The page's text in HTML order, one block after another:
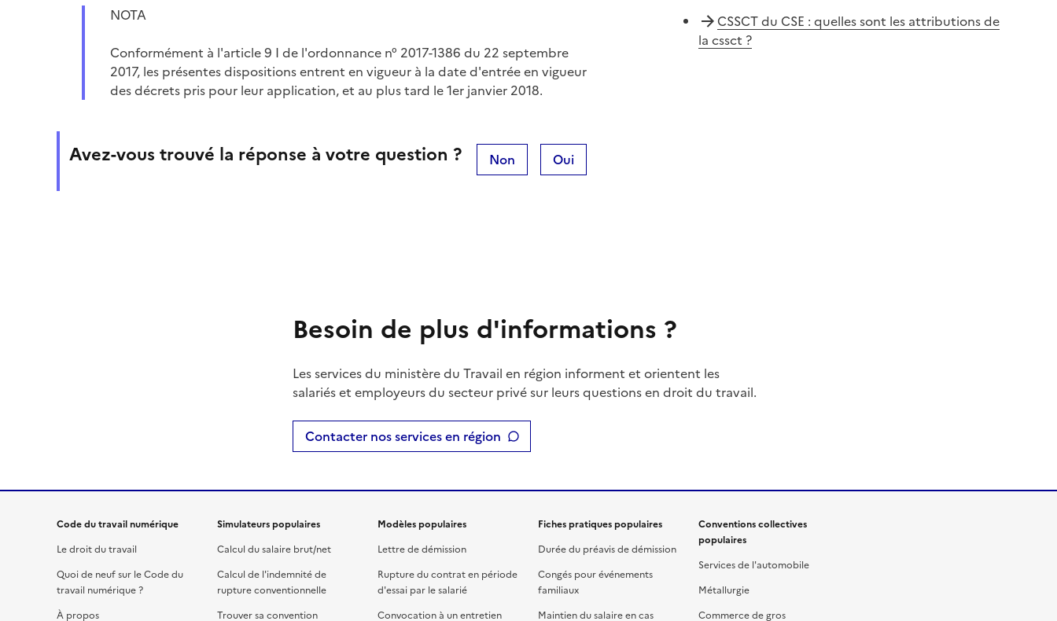
NOTA
Conformément à l'article 9 I de l'ordonnance n° 2017-1386 du 22 septembre
2017, les présentes dispositions entrent en vigueur à la date d'entrée en vigueur
des décrets pris pour leur application, et au plus tard le 1er janvier 2018.
Avez-vous trouvé la réponse à votre question ? Non Oui
CSSCT du CSE : quelles sont les attributions de
la cssct ?
Besoin de plus d'informations ?
Les services du ministère du Travail en région informent et orientent les
salariés et employeurs du secteur privé sur leurs questions en droit du travail.
Contacter nos services en région
Code du travail numérique
Le droit du travail
Quoi de neuf sur le Code du
travail numérique ?
À propos
Simulateurs populaires
Calcul du salaire brut/net
Calcul de l'indemnité de
rupture conventionnelle
Trouver sa convention
Modèles populaires
Lettre de démission
Rupture du contrat en période
d'essai par le salarié
Convocation à un entretien
Fiches pratiques populaires
Durée du préavis de démission
Congés pour événements
familiaux
Maintien du salaire en cas
Conventions collectives
populaires
Services de l'automobile
Métallurgie
Commerce de gros